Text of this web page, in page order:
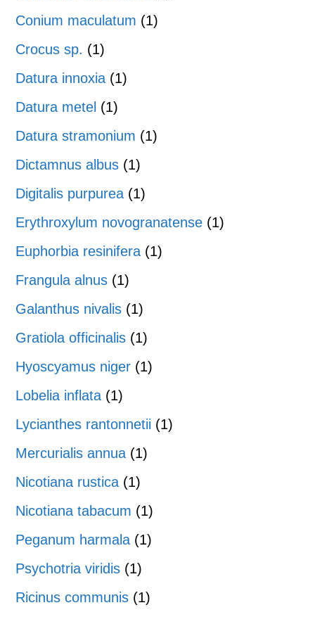
Conium maculatum (1)
Crocus sp. (1)
Datura innoxia (1)
Datura metel (1)
Datura stramonium (1)
Dictamnus albus (1)
Digitalis purpurea (1)
Erythroxylum novogranatense (1)
Euphorbia resinifera (1)
Frangula alnus (1)
Galanthus nivalis (1)
Gratiola officinalis (1)
Hyoscyamus niger (1)
Lobelia inflata (1)
Lycianthes rantonnetii (1)
Mercurialis annua (1)
Nicotiana rustica (1)
Nicotiana tabacum (1)
Peganum harmala (1)
Psychotria viridis (1)
Ricinus communis (1)